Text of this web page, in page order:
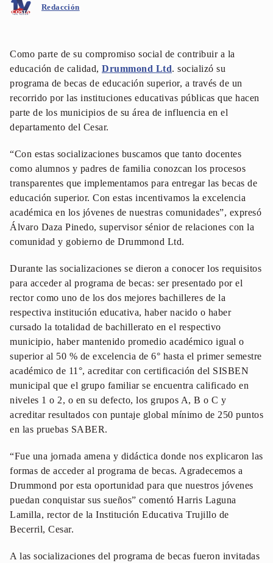
Redacción
Como parte de su compromiso social de contribuir a la
educación de calidad, Drummond Ltd. socializó su
programa de becas de educación superior, a través de un
recorrido por las instituciones educativas públicas que hacen
parte de los municipios de su área de influencia en el
departamento del Cesar.
“Con estas socializaciones buscamos que tanto docentes
como alumnos y padres de familia conozcan los procesos
transparentes que implementamos para entregar las becas de
educación superior. Con estas incentivamos la excelencia
académica en los jóvenes de nuestras comunidades”, expresó
Álvaro Daza Pinedo, supervisor sénior de relaciones con la
comunidad y gobierno de Drummond Ltd.
Durante las socializaciones se dieron a conocer los requisitos
para acceder al programa de becas: ser presentado por el
rector como uno de los dos mejores bachilleres de la
respectiva institución educativa, haber nacido o haber
cursado la totalidad de bachillerato en el respectivo
municipio, haber mantenido promedio académico igual o
superior al 50 % de excelencia de 6° hasta el primer semestre
académico de 11°, acreditar con certificación del SISBEN
municipal que el grupo familiar se encuentra calificado en
niveles 1 o 2, o en su defecto, los grupos A, B o C y
acreditar resultados con puntaje global mínimo de 250 puntos
en las pruebas SABER.
“Fue una jornada amena y didáctica donde nos explicaron las
formas de acceder al programa de becas. Agradecemos a
Drummond por esta oportunidad para que nuestros jóvenes
puedan conquistar sus sueños” comentó Harris Laguna
Lamilla, rector de la Institución Educativa Trujillo de
Becerril, Cesar.
A las socializaciones del programa de becas fueron invitadas